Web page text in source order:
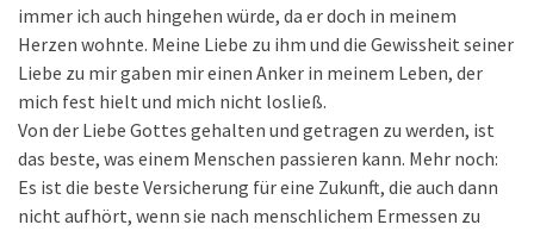
immer ich auch hingehen würde, da er doch in meinem
Herzen wohnte. Meine Liebe zu ihm und die Gewissheit seiner
Liebe zu mir gaben mir einen Anker in meinem Leben, der
mich fest hielt und mich nicht losließ.
Von der Liebe Gottes gehalten und getragen zu werden, ist
das beste, was einem Menschen passieren kann. Mehr noch:
Es ist die beste Versicherung für eine Zukunft, die auch dann
nicht aufhört, wenn sie nach menschlichem Ermessen zu